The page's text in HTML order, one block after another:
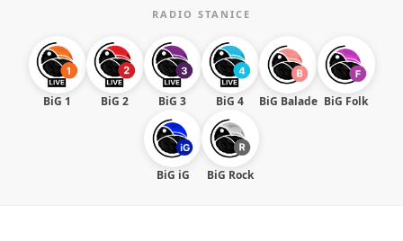
RADIO STANICE
BiG 1 BiG 2 BiG 3 BiG 4 BiG Balade BiG Folk
BiG iG BiG Rock